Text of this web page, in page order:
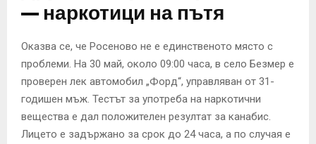
— наркотици на пътя
Оказва се, че Росеново не е единственото място с
проблеми. На 30 май, около 09:00 часа, в село Безмер е
проверен лек автомобил „Форд“, управляван от 31-
годишен мъж. Тестът за употреба на наркотични
вещества е дал положителен резултат за канабис.
Лицето е задържано за срок до 24 часа, а по случая е